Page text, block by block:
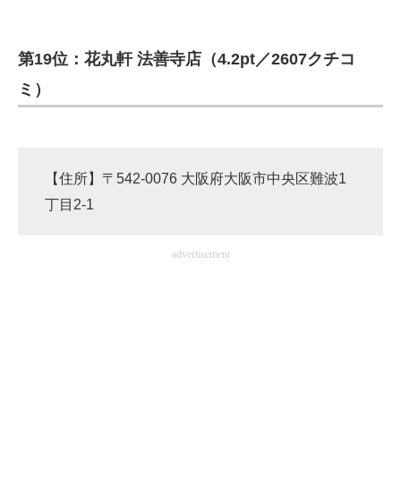
第19位：花丸軒 法善寺店（4.2pt／2607クチコ
ミ）
【住所】〒542-0076 大阪府大阪市中央区難波1
丁目2-1
advertisement